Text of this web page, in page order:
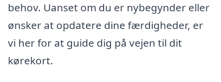
behov. Uanset om du er nybegynder eller
ønsker at opdatere dine færdigheder, er
vi her for at guide dig på vejen til dit
kørekort.